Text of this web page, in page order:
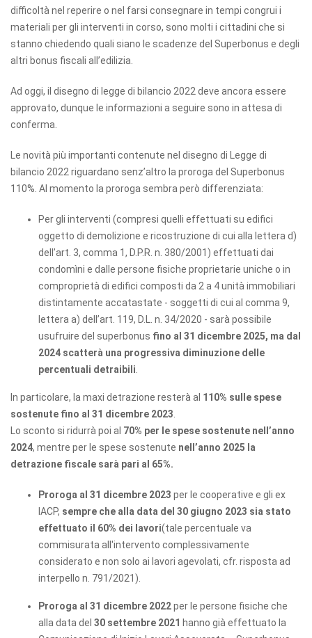
difficoltà nel reperire o nel farsi consegnare in tempi congrui i
materiali per gli interventi in corso, sono molti i cittadini che si
stanno chiedendo quali siano le scadenze del Superbonus e degli
altri bonus fiscali all’edilizia.
Ad oggi, il disegno di legge di bilancio 2022 deve ancora essere
approvato, dunque le informazioni a seguire sono in attesa di
conferma.
Le novità più importanti contenute nel disegno di Legge di
bilancio 2022 riguardano senz’altro la proroga del Superbonus
110%. Al momento la proroga sembra però differenziata:
Per gli interventi (compresi quelli effettuati su edifici
oggetto di demolizione e ricostruzione di cui alla lettera d)
dell’art. 3, comma 1, D.P.R. n. 380/2001) effettuati dai
condomìni e dalle persone fisiche proprietarie uniche o in
comproprietà di edifici composti da 2 a 4 unità immobiliari
distintamente accatastate - soggetti di cui al comma 9,
lettera a) dell’art. 119, D.L. n. 34/2020 - sarà possibile
usufruire del superbonus fino al 31 dicembre 2025, ma dal
2024 scatterà una progressiva diminuzione delle
percentuali detraibili
In particolare, la maxi detrazione resterà al 110% sulle spese
sostenute fino al 31 dicembre 2023
Lo sconto si ridurrà poi al 70% per le spese sostenute nell’anno
2024, mentre per le spese sostenute nell’anno 2025 la
detrazione fiscale sarà pari al 65%.
Proroga al 31 dicembre 2023 per le cooperative e gli ex
IACP, sempre che alla data del 30 giugno 2023 sia stato
effettuato il 60% dei lavori(tale percentuale va
commisurata all'intervento complessivamente
considerato e non solo ai lavori agevolati, cfr. risposta ad
interpello n. 791/2021).
Proroga al 31 dicembre 2022per le persone fisiche che
alla data del 30 settembre 2021 hanno già effettuato la